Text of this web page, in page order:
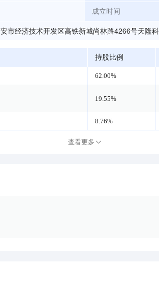
成立时间
市经济技术开发区高铁新城尚林路4266号天隆
持股比例
62.00%
19.55%
8.76%
查看更多